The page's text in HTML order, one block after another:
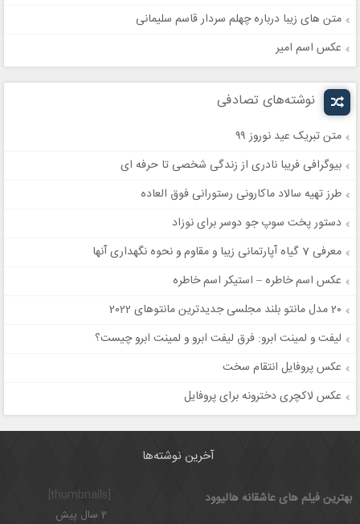
متن های زیبا درباره چهلم سردار قاسم سلیمانی
عکس اسم امیر
نوشته‌های تصادفی
متن تبریک عید نوروز ۹۹
بیوگرافی فریبا نادری از زندگی شخصی تا حرفه ای
طرز تهیه سالاد ماکارونی رستورانی فوق العاده
دستور پخت سوپ جو دوسر برای نوزاد
معرفی 7 گیاه آپارتمانی زیبا و مقاوم و نحوه نگهداری آنها
عکس اسم خاطره – استیکر اسم خاطره
20 مدل مانتو بلند مجلسی جدیدترین مانتوهای 2022
لیفت و لمینت ابرو: فرق لیفت ابرو و لمینت ابرو چیست؟
عکس پروفایل انتقام سخت
عکس لاکچری دخترونه برای پروفایل
آخرین نوشته‌ها
بهترین فیلم های عاشقانه هالیوود
2 سال پیش